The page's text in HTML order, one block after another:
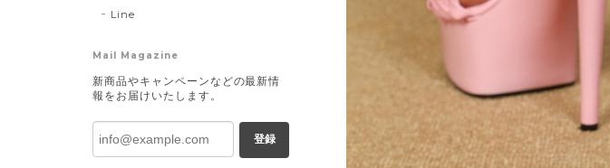
Line
Mail Magazine
新商品やキャンペーンなどの最新情
報をお届けいたします。
登録